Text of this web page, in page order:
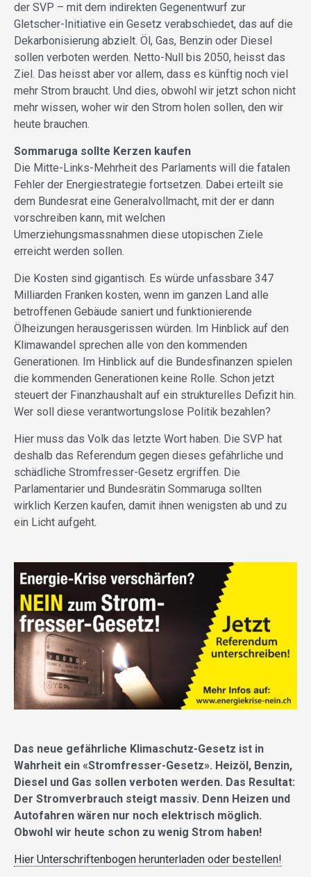
der SVP – mit dem indirekten Gegenentwurf zur
Gletscher-Initiative ein Gesetz verabschiedet, das auf die
Dekarbonisierung abzielt. Öl, Gas, Benzin oder Diesel
sollen verboten werden. Netto-Null bis 2050, heisst das
Ziel. Das heisst aber vor allem, dass es künftig noch viel
mehr Strom braucht. Und dies, obwohl wir jetzt schon nicht
mehr wissen, woher wir den Strom holen sollen, den wir
heute brauchen.
Sommaruga sollte Kerzen kaufen
Die Mitte-Links-Mehrheit des Parlaments will die fatalen
Fehler der Energiestrategie fortsetzen. Dabei erteilt sie
dem Bundesrat eine Generalvollmacht, mit der er dann
vorschreiben kann, mit welchen
Umerziehungsmassnahmen diese utopischen Ziele
erreicht werden sollen.
Die Kosten sind gigantisch. Es würde unfassbare 347
Milliarden Franken kosten, wenn im ganzen Land alle
betroffenen Gebäude saniert und funktionierende
Ölheizungen herausgerissen würden. Im Hinblick auf den
Klimawandel sprechen alle von den kommenden
Generationen. Im Hinblick auf die Bundesfinanzen spielen
die kommenden Generationen keine Rolle. Schon jetzt
steuert der Finanzhaushalt auf ein strukturelles Defizit hin.
Wer soll diese verantwortungslose Politik bezahlen?
Hier muss das Volk das letzte Wort haben. Die SVP hat
deshalb das Referendum gegen dieses gefährliche und
schädliche Stromfresser-Gesetz ergriffen. Die
Parlamentarier und Bundesrätin Sommaruga sollten
wirklich Kerzen kaufen, damit ihnen wenigsten ab und zu
ein Licht aufgeht.
Das neue gefährliche Klimaschutz-Gesetz ist in
Wahrheit ein «Stromfresser-Gesetz». Heizöl, Benzin,
Diesel und Gas sollen verboten werden. Das Resultat:
Der Stromverbrauch steigt massiv. Denn Heizen und
Autofahren wären nur noch elektrisch möglich.
Obwohl wir heute schon zu wenig Strom haben!
Hier Unterschriftenbogen herunterladen oder bestellen!